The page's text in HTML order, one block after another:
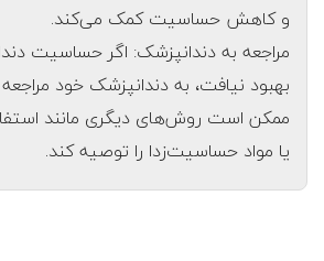
و کاهش حساسیت کمک می‌کند.
مراجعه به دندانپزشک: اگر حساسیت
بهبود نیافت، به دندانپزشک خود
ممکن است روش‌های دیگری مانند
یا مواد حساسیت‌زدا را توصیه کند.